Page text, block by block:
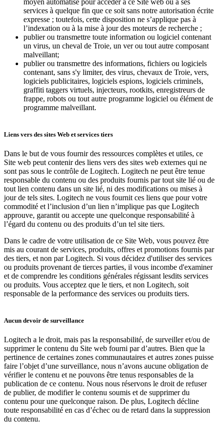
services à quelque fin que ce soit sans notre autorisation écrite
expresse ; toutefois, cette disposition ne s’applique pas à
l’indexation ou à la mise à jour des moteurs de recherche ;
publier ou transmettre toute information ou logiciel contenant
un virus, un cheval de Troie, un ver ou tout autre composant
malveillant;
publier ou transmettre des informations, fichiers ou logiciels
contenant, sans s'y limiter, des virus, chevaux de Troie, vers,
logiciels publicitaires, logiciels espions, logiciels criminels,
graffiti taggers virtuels, injecteurs, rootkits, enregistreurs de
frappe, robots ou tout autre programme logiciel ou élément de
programme malveillant.
Liens vers des sites Web et services tiers
Dans le but de vous fournir des ressources complètes et utiles, ce
Site web peut contenir des liens vers des sites web externes qui ne
sont pas sous le contrôle de Logitech. Logitech ne peut être tenue
responsable du contenu ou des produits fournis par tout site lié ou de
tout lien contenu dans un site lié, ni des modifications ou mises à
jour de tels sites. Logitech ne vous fournit ces liens que pour votre
commodité et l’inclusion d’un lien n’implique pas que Logitech
approuve, garantit ou accepte une quelconque responsabilité à
l’égard du contenu ou des produits d’un tel site tiers.
Dans le cadre de votre utilisation de ce Site Web, vous pouvez être
mis au courant de services, produits, offres et promotions fournis par
des tiers, et non par Logitech. Si vous décidez d'utiliser des services
ou produits provenant de tierces parties, il vous incombe d'examiner
et de comprendre les conditions générales régissant lesdits services
ou produits. Vous acceptez que le tiers, et non Logitech, soit
responsable de la performance des services ou produits tiers.
Aucun devoir de surveillance
Logitech a le droit, mais pas la responsabilité, de surveiller et/ou de
supprimer le contenu du Site web fourni par d’autres. Bien que la
pertinence de certaines zones communautaires et autres zones puisse
faire l’objet d’une surveillance, nous n’avons aucune obligation de
vérifier le contenu et ne pouvons être tenus responsables de la
publication de ce contenu. Nous nous réservons le droit de refuser
de publier, de modifier le contenu soumis et de supprimer du
contenu pour une quelconque raison. De plus, Logitech décline
toute responsabilité en cas d’échec ou de retard dans la suppression
du contenu.